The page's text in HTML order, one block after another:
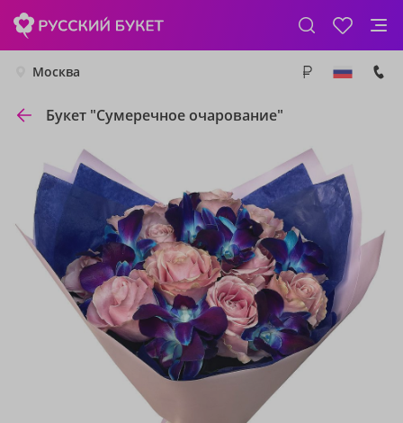
Москва
Букет "Сумеречное очарование"